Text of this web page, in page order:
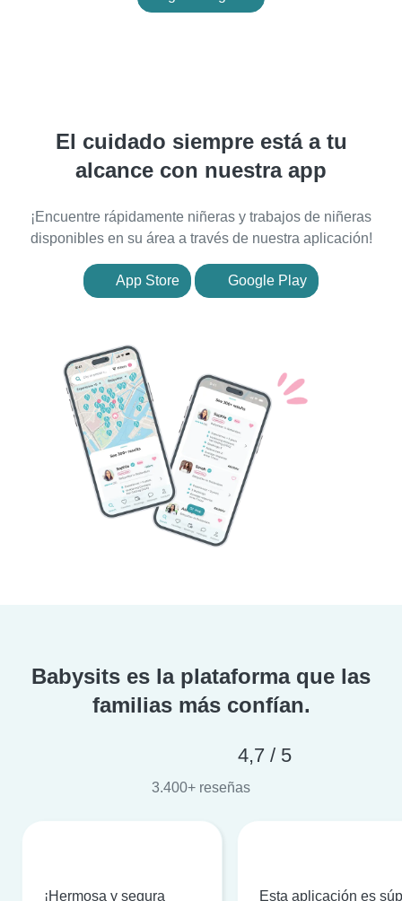
El cuidado siempre está a tu
alcance con nuestra app
¡Encuentre rápidamente niñeras y trabajos de niñeras
disponibles en su área a través de nuestra aplicación!
App Store Google Play
Babysits es la plataforma que las
familias más confían.
4,7 / 5
3.400+ reseñas
¡Hermosa y segura
Esta aplicación es